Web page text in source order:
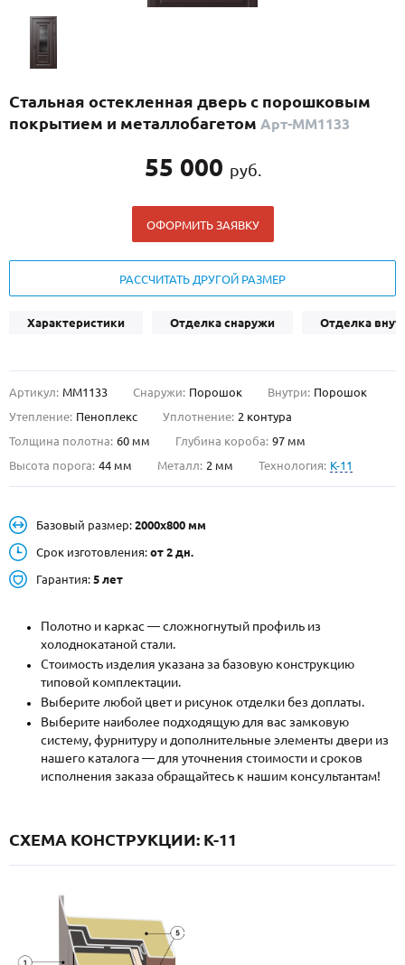
(29)
ПО НАЗНАЧЕНИЮ
ДВЕРИ С ТЕРМОРАЗРЫВОМ
ГАЛЕРЕЯ
ОПЛАТА
УСТАНОВКА
О НАС
КОНТАКТЫ
Металлические двери от производителя с доставкой и установкой в
Москве и МО
НАЙТИ:
+7 (495) 411-44-41
INFO@META-M.RU
Каталог Распродажа Как купить
Стальная остекленная дверь с порошковым
покрытием и металлобагетом Арт-ММ1133
55 000 руб.
ОФОРМИТЬ ЗАЯВКУ
РАССЧИТАТЬ ДРУГОЙ РАЗМЕР
Характеристики Отделка снаружи Отделка
Артикул: ММ1133 Снаружи: Порошок Внутри: Порошок
Утепление: Пеноплекс Уплотнение: 2 контура
Толщина полотна: 60 мм Глубина короба: 97 мм
Высота порога: 44 мм Металл: 2 мм Технология: K-11
Базовый размер: 2000х800 мм
Срок изготовления: от 2 дн.
Гарантия: 5 лет
Полотно и каркас — сложногнутый профиль из
холоднокатаной стали.
Стоимость изделия указана за базовую конструкцию
типовой комплектации.
Выберите любой цвет и рисунок отделки без доплаты.
Выберите наиболее подходящую для вас замковую
систему, фурнитуру и дополнительные элементы двери из
нашего каталога — для уточнения стоимости и сроков
исполнения заказа обращайтесь к нашим консультантам!
СХЕМА КОНСТРУКЦИИ: K-11